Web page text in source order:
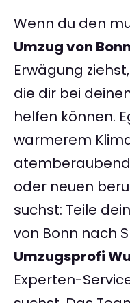
Wenn du den
Umzug von
Erwägung
die dir bei
helfen können.
warmerem
oder neuen
suchst: Teile
von Bonn nach
Umzugsprofi
Experten-